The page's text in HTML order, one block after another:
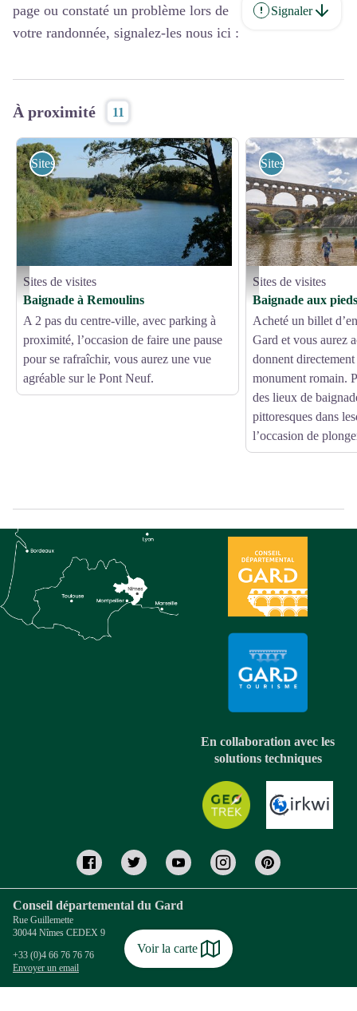
Voir la carte
page ou constaté un problème lors de
votre randonnée, signalez-les nous ici :
Signaler
À proximité 11
Baignade Remoulins - DPUPG_Romane Jacquinot
Sites de visites
Sites de visites
Baignade à Remoulins
A 2 pas du centre-ville, avec parking à
proximité, l’occasion de faire une pause
pour se rafraîchir, vous aurez une vue
agréable sur le Pont Neuf.
Baignade au Pont du
Sites de visites
Sites de visites
Baignade aux
Acheté un billet
Gard et vous aurez
donnent
monument romain.
des lieux de
pittoresques dans
l’occasion de
En collaboration avec les
solutions techniques
Conseil départemental du Gard
Rue Guillemette
30044 Nîmes CEDEX 9
+33 (0)4 66 76 76 76
Envoyer un email